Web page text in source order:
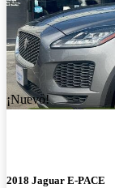
¡Nuevo!
2018 Jaguar E-PACE